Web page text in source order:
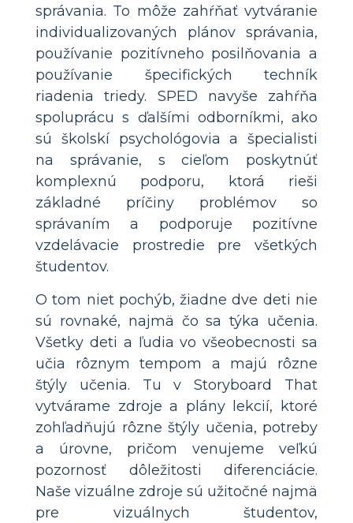
správania. To môže zahŕňať vytváranie
individualizovaných plánov správania,
používanie pozitívneho posilňovania a
používanie špecifických techník
riadenia triedy. SPED navyše zahŕňa
spoluprácu s ďalšími odborníkmi, ako
sú školskí psychológovia a špecialisti
na správanie, s cieľom poskytnúť
komplexnú podporu, ktorá rieši
základné príčiny problémov so
správaním a podporuje pozitívne
vzdelávacie prostredie pre všetkých
študentov.
O tom niet pochýb, žiadne dve deti nie
sú rovnaké, najmä čo sa týka učenia.
Všetky deti a ľudia vo všeobecnosti sa
učia rôznym tempom a majú rôzne
štýly učenia. Tu v Storyboard That
vytvárame zdroje a plány lekcií, ktoré
zohľadňujú rôzne štýly učenia, potreby
a úrovne, pričom venujeme veľkú
pozornosť dôležitosti diferenciácie.
Naše vizuálne zdroje sú užitočné najmä
pre vizuálnych študentov,